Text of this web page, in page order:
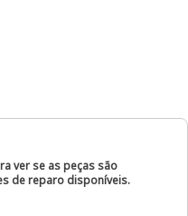
ver se as peças são
de reparo disponíveis.